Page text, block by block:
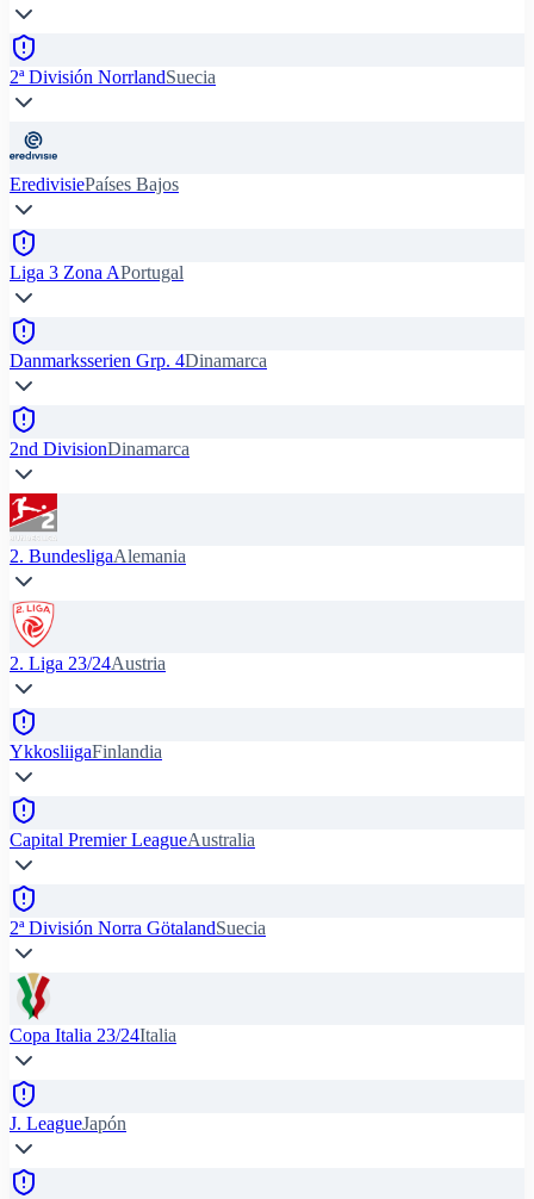
2ª División NorrlandSuecia
EredivisiePaíses Bajos
Liga 3 Zona APortugal
Danmarksserien Grp. 4Dinamarca
2nd DivisionDinamarca
2. BundesligaAlemania
2. Liga 23/24Austria
YkkosliigaFinlandia
Capital Premier LeagueAustralia
2ª División Norra GötalandSuecia
Copa Italia 23/24Italia
J. LeagueJapón